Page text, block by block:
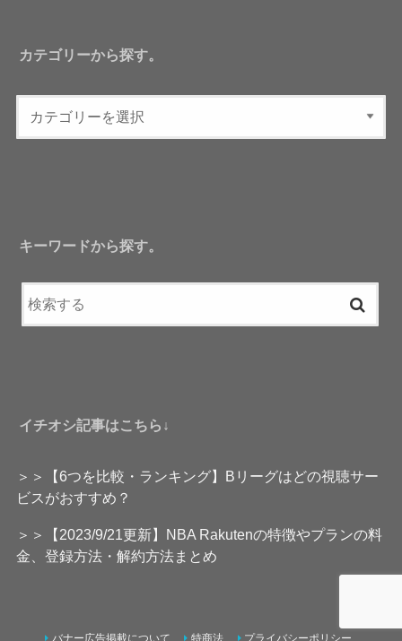
カテゴリーから探す。
キーワードから探す。
イチオシ記事はこちら↓
＞＞【6つを比較・ランキング】Bリーグはどの視聴サー
ビスがおすすめ？
＞＞【2023/9/21更新】NBA Rakutenの特徴やプランの料
金、登録方法・解約方法まとめ
バナー広告掲載について 特商法 プライバシーポリシー